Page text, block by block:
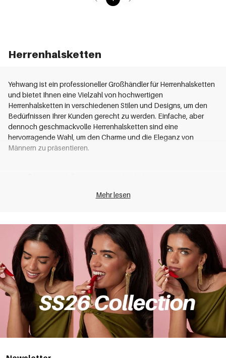
Herrenhalsketten
Yehwang ist ein professioneller Großhändler für Herrenhalsketten
und bietet Ihnen eine Vielzahl von hochwertigen
Herrenhalsketten in verschiedenen Stilen und Designs, um den
Bedürfnissen Ihrer Kunden gerecht zu werden. Einfache, aber
dennoch geschmackvolle Herrenhalsketten sind eine
hervorragende Wahl, um den Charme und die Eleganz von
Männern zu präsentieren.
komplex. Ob es sich um Stahlketten, Perlenketten oder modische
Anhängerdesigns handelt, wir bieten eine vielfältige Auswahl, um
den verschiedenen Vorlieben der Kunden gerecht zu werden.
Die Designs unserer Halsketten sind sowohl klassisch als auch
trendy und eignen sich für verschiedene Anlässe, ob für den
täglichen Freizeitgebrauch oder formelle Veranstaltungen, sie
können Ihren einzigartigen Geschmack zum Ausdruck bringen.
Elegante Ketten kombiniert mit exquisiten Ringen
, Armbändern
oder einzigartigenBroschenzeigen feinen Geschmack und
persönlichen Charme. Ob als täglicherSchmuckoder als
Mehr lesen